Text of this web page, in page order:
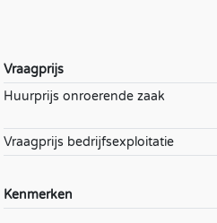
Vraagprijs
Huurprijs onroerende zaak
Vraagprijs bedrijfsexploitatie
Kenmerken